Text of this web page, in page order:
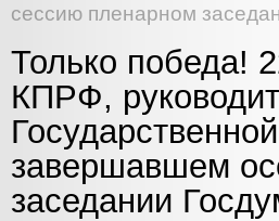
сессию пленарном
Только победа!
КПРФ,
завершавшем
заседании